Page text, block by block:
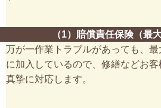
（1）賠償責任保険（最
万が一作業トラブルがあっても、
に加入しているので、修繕などお
真摯に対応します。